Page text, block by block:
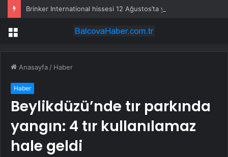
Menü
Anasayfa / Haber
Haber
Beylikdüzü’nde tır parkında
yangın: 4 tır kullanılamaz
hale geldi